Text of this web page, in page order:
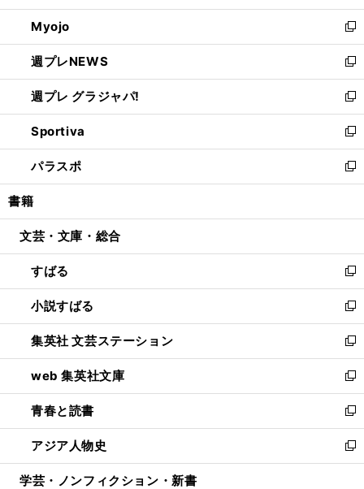
開
く
ウ
で
開
く
ン
ド
ウ
で
開
く
ウ
ィ
ン
ド
ウ
で
開
く
Myojo
新
し
い
ウ
ィ
ン
ド
ウ
で
開
週プレNEWS
新
し
い
ウ
ィ
ン
ド
ウ
開
週プレ グラジャパ!
新
し
い
ウ
ィ
ン
ウ
開
く
Sportiva
新
し
い
ウ
ン
ウ
で
開
く
パラスポ
新
し
ウ
ン
ド
ウ
で
開
く
書籍
文芸・文庫・総合
すばる
新
し
い
ウ
ィ
ン
ド
ウ
で
開
く
小説すばる
新
し
い
ウ
ィ
ン
ド
ウ
で
開
集英社 文芸ステーション
新
し
い
ウ
ィ
ン
ド
ウ
web 集英社文庫
新
し
い
ウ
ィ
ン
青春と読書
新
し
い
ウ
アジア人物史
新
し
学芸・ノンフィクション・新書